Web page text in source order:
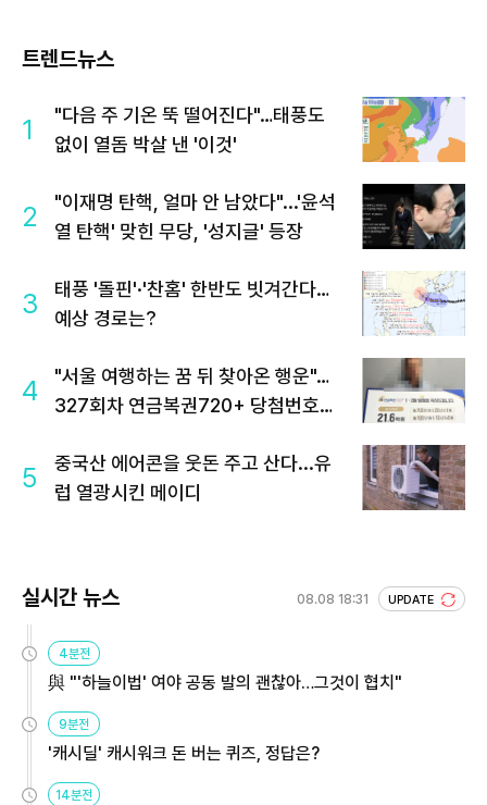
트렌드뉴스
1
"다음 주 기온 뚝 떨어진다"…태풍도
없이 열돔 박살 낸 '이것'
2
"이재명 탄핵, 얼마 안 남았다"...'윤석
열 탄핵' 맞힌 무당, '성지글' 등장
3
태풍 '돌핀'·'찬홈' 한반도 빗겨간다…
예상 경로는?
4
"서울 여행하는 꿈 뒤 찾아온 행운"…
327회차 연금복권720+ 당첨번호조
5
중국산 에어콘을 웃돈 주고 산다...유
럽 열광시킨 메이디
실시간 뉴스 08.08 18:31 UPDATE
4분전
與 "'하늘이법' 여야 공동 발의 괜찮아…그것이 협치"
9분전
'캐시딜' 캐시워크 돈 버는 퀴즈, 정답은?
14분전